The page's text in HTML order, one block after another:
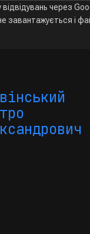
База даних
через
завантажується і